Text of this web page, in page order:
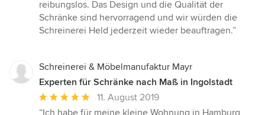
reibungslos. Das Design und die Qualität der
Schränke sind hervorragend und wir würden die
Schreinerei Held jederzeit wieder beauftragen.”
Schreinerei & Möbelmanufaktur Mayr
Experten für Schränke nach Maß in Ingolstadt
Durchschnittliche
Bewertung:
11. August 2019
“Ich habe für meine kleine Wohnung in Hamburg